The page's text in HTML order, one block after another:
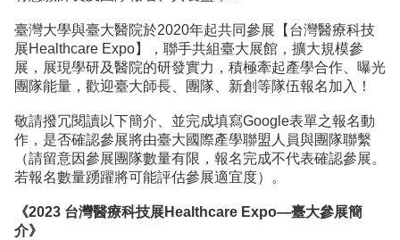
臺灣大學與臺大醫院於2020年起共同參展【台灣醫療科技
展Healthcare Expo】，聯手共組臺大展館，擴大規模參
展，展現學研及醫院的研發實力，積極牽起產學合作、曝光
團隊能量，歡迎臺大師長、團隊、新創等隊伍報名加入！
敬請撥冗閱讀以下簡介、並完成填寫Google表單之報名動
作，是否確認參展將由臺大國際產學聯盟人員與團隊聯繫
（請留意因參展團隊數量有限，報名完成不代表確認參展。
若報名數量踴躍將可能評估參展適宜度）。
《2023 台灣醫療科技展Healthcare Expo—臺大參展簡
介》